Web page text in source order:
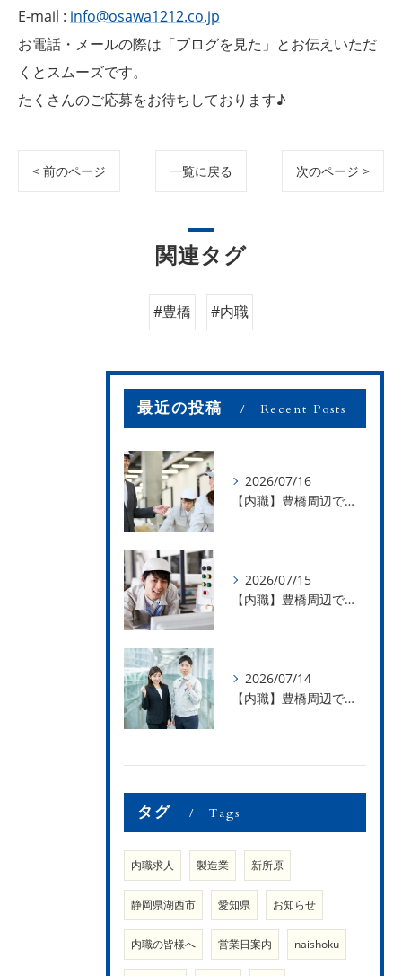
E-mail : info@osawa1212.co.jp
お電話・メールの際は「ブログを見た」とお伝えいただ
くとスムーズです。
たくさんのご応募をお待ちしております♪
< 前のページ 一覧に戻る 次のページ >
関連タグ
#豊橋 #内職
最近の投稿 Recent Posts
2026/07/16
【内職】豊橋周辺で内職のお仕事を探している方募集中！【お仕事の内容】
2026/07/15
【内職】豊橋周辺で内職のお仕事を探している方募集中！【急な学級閉鎖も安心】
2026/07/14
【内職】豊橋周辺で内職のお仕事を探している方募集中！【内職さまのお声②】
タグ Tags
内職求人 製造業 新所原
静岡県湖西市 愛知県 お知らせ
内職の皆様へ 営業日案内 naishoku